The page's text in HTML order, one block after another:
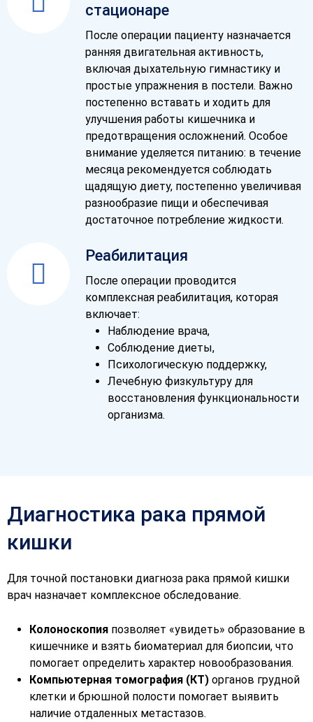
стационаре
После операции пациенту назначается
ранняя двигательная активность,
включая дыхательную гимнастику и
простые упражнения в постели. Важно
постепенно вставать и ходить для
улучшения работы кишечника и
предотвращения осложнений. Особое
внимание уделяется питанию: в течение
месяца рекомендуется соблюдать
щадящую диету, постепенно увеличивая
разнообразие пищи и обеспечивая
достаточное потребление жидкости.
Реабилитация
После операции проводится
комплексная реабилитация, которая
включает:
Наблюдение врача,
Соблюдение диеты,
Психологическую поддержку,
Лечебную физкультуру для
восстановления функциональности
организма.
Диагностика рака прямой
кишки
Для точной постановки диагноза рака прямой кишки
врач назначает комплексное обследование.
Колоноскопия позволяет «увидеть» образование в
кишечнике и взять биоматериал для биопсии, что
помогает определить характер новообразования.
Компьютерная томография (КТ) органов грудной
клетки и брюшной полости помогает выявить
наличие отдаленных метастазов.